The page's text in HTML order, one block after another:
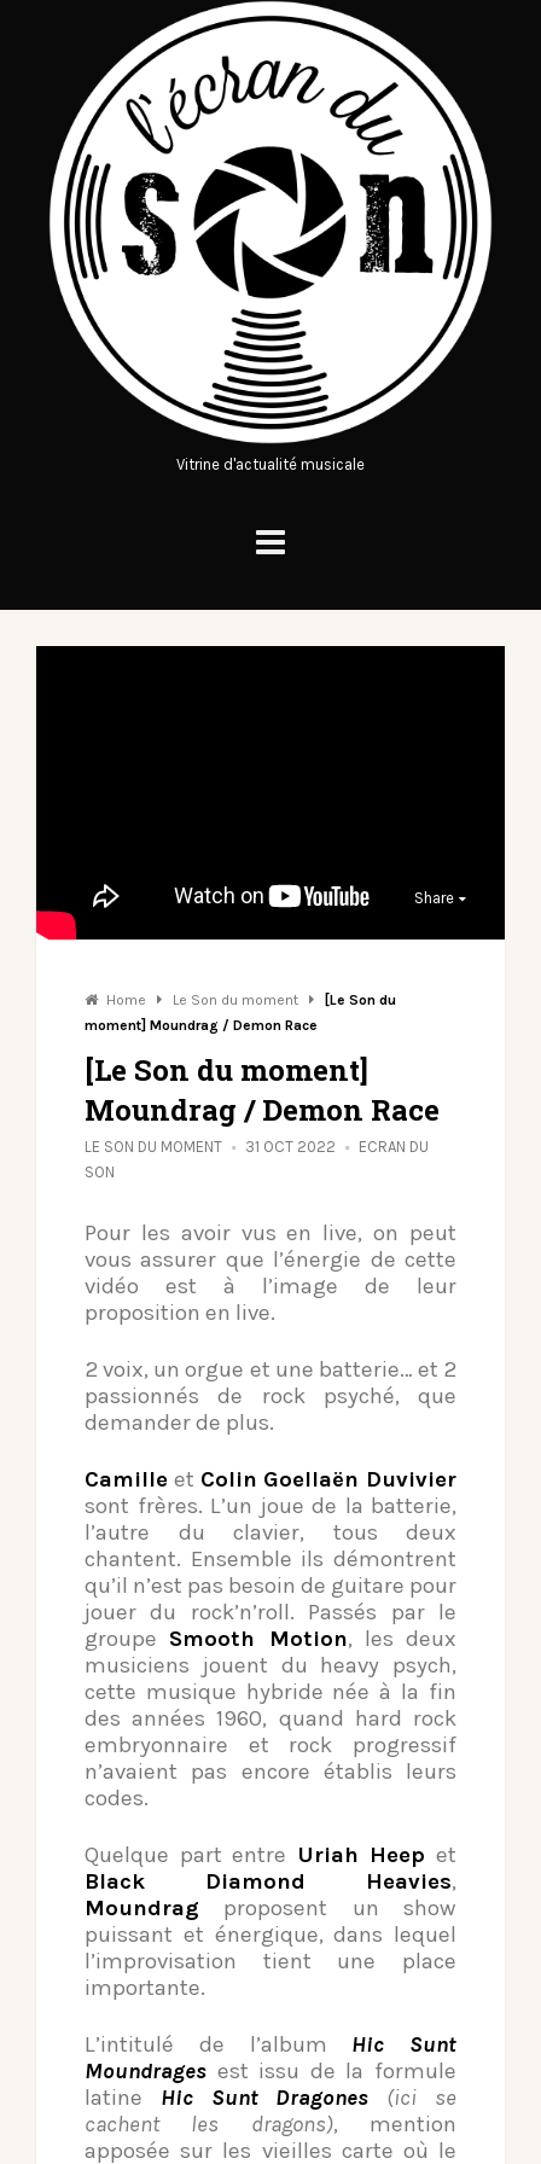
Vitrine d'actualité musicale
Share
Home Le Son du moment
[Le Son du
moment] Moundrag / Demon Race
[Le Son du moment]
Moundrag / Demon Race
LE SON DU MOMENT 31 OCT 2022
ECRAN DU
SON
Pour les avoir vus en live, on peut
vous assurer que l’énergie de cette
vidéo est à l’image de leur
proposition en live.
2 voix, un orgue et une batterie… et 2
passionnés de rock psyché, que
demander de plus.
Camille et Colin Goellaën Duvivier
sont frères. L’un joue de la batterie,
l’autre du clavier, tous deux
chantent. Ensemble ils démontrent
qu’il n’est pas besoin de guitare pour
jouer du rock’n’roll. Passés par le
groupe Smooth Motion, les deux
musiciens jouent du heavy psych,
cette musique hybride née à la fin
des années 1960, quand hard rock
embryonnaire et rock progressif
n’avaient pas encore établis leurs
codes.
­Quelque part entre Uriah Heep et
Black Diamond Heavies,
Moundrag proposent un show
puissant et énergique, dans lequel
l’improvisation tient une place
importante.
­L’intitulé de l’album Hic Sunt
Moundrages est issu de la formule
latine Hic Sunt Dragones
(ici se
cachent les dragons), mention
apposée sur les vieilles carte où le